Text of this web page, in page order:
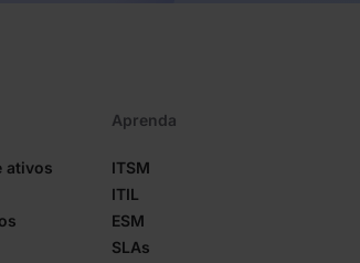
ativos
Aprenda
ITSM
ITIL
ESM
SLAs